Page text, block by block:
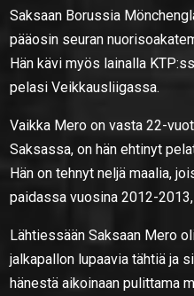
Saksaan Borussia
pääosin seuran
Hän kävi myös lainalla
pelasi Veikkausliigassa.
Vaikka Mero on vasta 22-
Saksassa, on hän ehtinyt
Hän on tehnyt neljä maalia,
paidassa vuosina 2012-
Lähtiessään Saksaan Mero
jalkapallon lupaavia tähtiä ja
hänestä aikoinaan pulittama